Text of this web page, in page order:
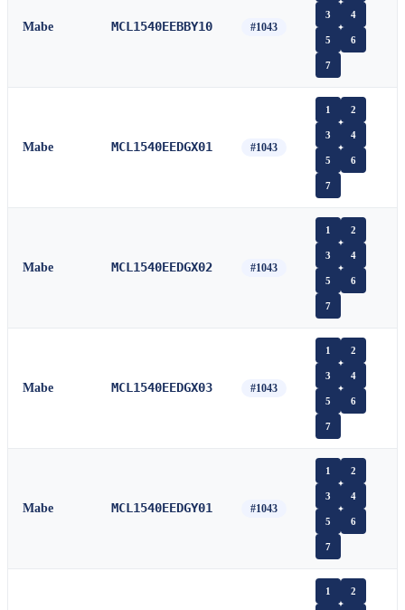
Mabe MCL1540EEBBY10 #1043
3 4
5 6
7
Mabe MCL1540EEDGX01 #1043
1 2
3 4
5 6
7
Mabe MCL1540EEDGX02 #1043
1 2
3 4
5 6
7
Mabe MCL1540EEDGX03 #1043
1 2
3 4
5 6
7
Mabe MCL1540EEDGY01 #1043
1 2
3 4
5 6
7
1 2